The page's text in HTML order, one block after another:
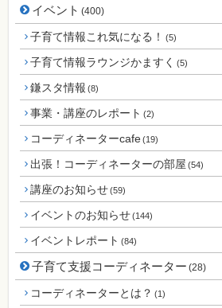
イベント (400)
子育て情報これ気になる！ (5)
子育て情報ラウンジかますく (5)
鎌スタ情報 (8)
事業・講座のレポート (2)
コーディネーターcafe(19)
出張！コーディネーターの部屋 (54)
講座のお知らせ(59)
イベントのお知らせ(144)
イベントレポート (84)
子育て支援コーディネーター (28)
コーディネーターとは？ (1)